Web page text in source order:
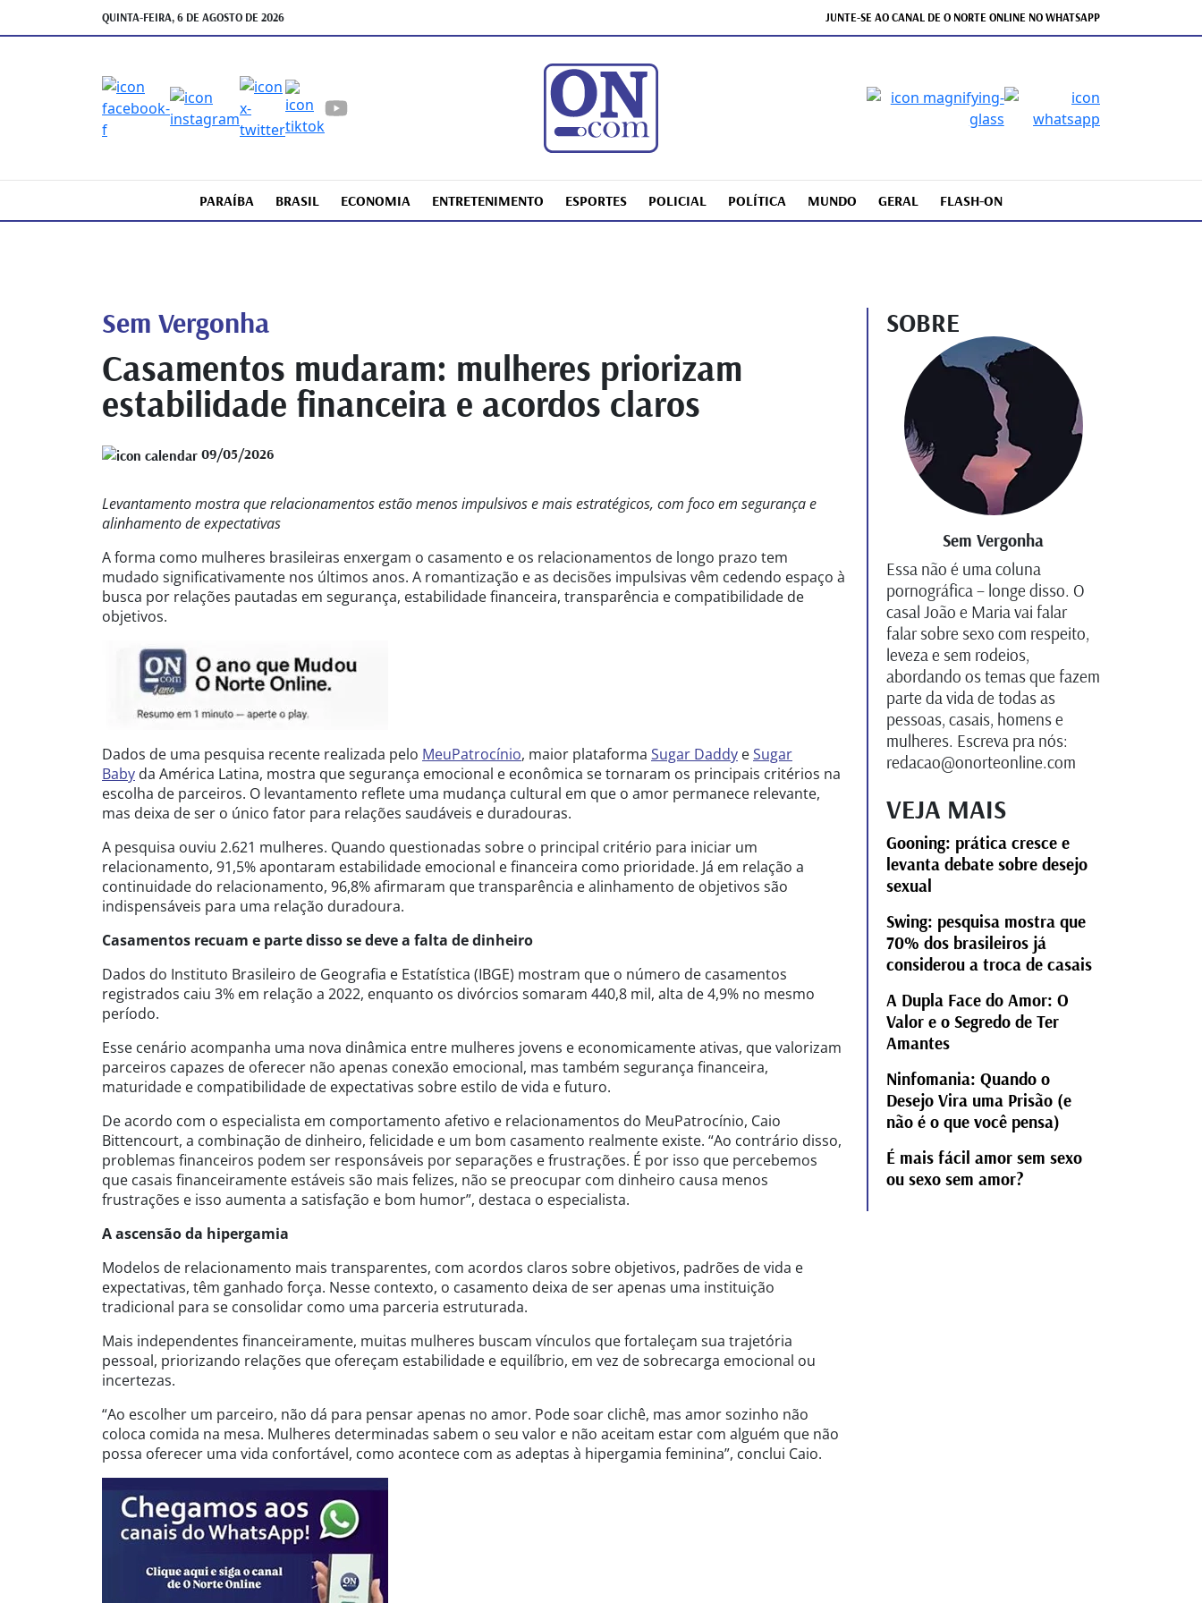
QUINTA-FEIRA, 6 DE AGOSTO DE 2026 JUNTE-SE AO CANAL DE O NORTE ONLINE NO WHATSAPP
PARAÍBA BRASIL ECONOMIA ENTRETENIMENTO ESPORTES POLICIAL POLÍTICA MUNDO GERAL FLASH-ON
Sem Vergonha
Casamentos mudaram: mulheres priorizam
estabilidade financeira e acordos claros
09/05/2026
Levantamento mostra que relacionamentos estão menos impulsivos e mais estratégicos, com foco em segurança e
alinhamento de expectativas
A forma como mulheres brasileiras enxergam o casamento e os relacionamentos de longo prazo tem
mudado significativamente nos últimos anos. A romantização e as decisões impulsivas vêm cedendo espaço à
busca por relações pautadas em segurança, estabilidade financeira, transparência e compatibilidade de
objetivos.
Dados de uma pesquisa recente realizada pelo MeuPatrocínio, maior plataforma Sugar Daddy eSugar
Baby da América Latina, mostra que segurança emocional e econômica se tornaram os principais critérios na
escolha de parceiros. O levantamento reflete uma mudança cultural em que o amor permanece relevante,
mas deixa de ser o único fator para relações saudáveis e duradouras.
A pesquisa ouviu 2.621 mulheres. Quando questionadas sobre o principal critério para iniciar um
relacionamento, 91,5% apontaram estabilidade emocional e financeira como prioridade. Já em relação a
continuidade do relacionamento, 96,8% afirmaram que transparência e alinhamento de objetivos são
indispensáveis para uma relação duradoura.
Casamentos recuam e parte disso se deve a falta de dinheiro
Dados do Instituto Brasileiro de Geografia e Estatística (IBGE) mostram que o número de casamentos
registrados caiu 3% em relação a 2022, enquanto os divórcios somaram 440,8 mil, alta de 4,9% no mesmo
período.
Esse cenário acompanha uma nova dinâmica entre mulheres jovens e economicamente ativas, que valorizam
parceiros capazes de oferecer não apenas conexão emocional, mas também segurança financeira,
maturidade e compatibilidade de expectativas sobre estilo de vida e futuro.
De acordo com o especialista em comportamento afetivo e relacionamentos do MeuPatrocínio, Caio
Bittencourt, a combinação de dinheiro, felicidade e um bom casamento realmente existe. “Ao contrário disso,
problemas financeiros podem ser responsáveis por separações e frustrações. É por isso que percebemos
que casais financeiramente estáveis são mais felizes, não se preocupar com dinheiro causa menos
frustrações e isso aumenta a satisfação e bom humor”, destaca o especialista.
A ascensão da hipergamia
Modelos de relacionamento mais transparentes, com acordos claros sobre objetivos, padrões de vida e
expectativas, têm ganhado força. Nesse contexto, o casamento deixa de ser apenas uma instituição
tradicional para se consolidar como uma parceria estruturada.
Mais independentes financeiramente, muitas mulheres buscam vínculos que fortaleçam sua trajetória
pessoal, priorizando relações que ofereçam estabilidade e equilíbrio, em vez de sobrecarga emocional ou
incertezas.
“Ao escolher um parceiro, não dá para pensar apenas no amor. Pode soar clichê, mas amor sozinho não
coloca comida na mesa. Mulheres determinadas sabem o seu valor e não aceitam estar com alguém que não
possa oferecer uma vida confortável, como acontece com as adeptas à hipergamia feminina”, conclui Caio.
SOBRE
Sem Vergonha
Essa não é uma coluna
pornográfica – longe disso. O
casal João e Maria vai falar
falar sobre sexo com respeito,
leveza e sem rodeios,
abordando os temas que fazem
parte da vida de todas as
pessoas, casais, homens e
mulheres. Escreva pra nós:
redacao@onorteonline.com
VEJA MAIS
Gooning: prática cresce e
levanta debate sobre desejo
sexual
Swing: pesquisa mostra que
70% dos brasileiros já
considerou a troca de casais
A Dupla Face do Amor: O
Valor e o Segredo de Ter
Amantes
Ninfomania: Quando o
Desejo Vira uma Prisão (e
não é o que você pensa)
É mais fácil amor sem sexo
ou sexo sem amor?